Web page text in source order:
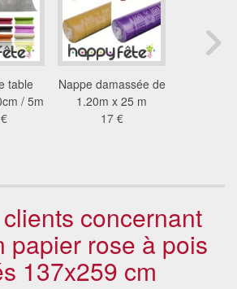
table
/ 5m
Nappe damassée de
1.20m x 25 m
17 €
concernant
papier rose à pois
137x259 cm